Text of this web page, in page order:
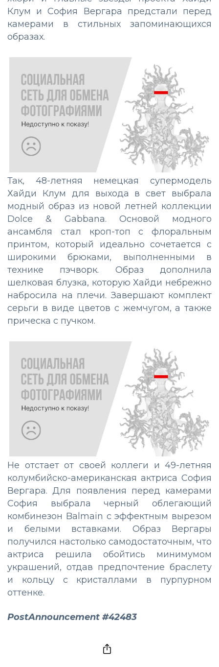
Клум и София Вергара предстали перед
камерами в стильных запоминающихся
образах.
Так, 48-летняя немецкая супермодель
Хайди Клум для выхода в свет выбрала
модный образ из новой летней коллекции
Dolce & Gabbana. Основой модного
ансамбля стал кроп-топ с флоральным
принтом, который идеально сочетается с
широкими брюками, выполненными в
технике пэчворк. Образ дополнила
шелковая блузка, которую Хайди небрежно
набросила на плечи. Завершают комплект
серьги в виде цветов с жемчугом, а также
прическа с пучком.
Не отстает от своей коллеги и 49-летняя
колумбийско-американская актриса София
Вергара. Для появления перед камерами
София выбрала черный облегающий
комбинезон Balmain с эффектным вырезом
и белыми вставками. Образ Вергары
получился настолько самодостаточным, что
актриса решила обойтись минимумом
украшений, отдав предпочтение браслету
и кольцу с кристаллами в пурпурном
оттенке.
PostAnnouncement #42483